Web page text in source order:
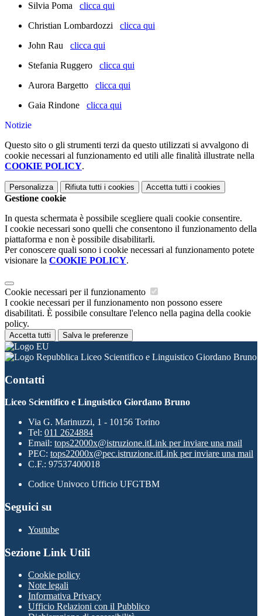
Silvia Poma clicca qui
Christian Lombardozzi clicca qui
John Rau clicca qui
Stefania Ruggero clicca qui
Aurora Bargetto clicca qui
Gaia Rindone clicca qui
Notizie
Questo sito o gli strumenti terzi da questo utilizzati si avvalgono di
cookie necessari al funzionamento ed utili alle finalità illustrate nella
COOKIE POLICY.
Personalizza Rifiuta tutti i cookies Accetta tutti i cookies
Gestione cookie
In questa schermata è possibile scegliere quali cookie consentire.
I cookie necessari sono quelli che consentono il funzionamento della
piattaforma e non è possibile disabilitarli.
Per conoscere quali sono i cookie necessari al funzionamento potete
visionare la COOKIE POLICY.
Cookie necessari per il funzionamento
I cookie necessari per il funzionamento non possono essere
disabilitati. È possibile consultare l'elenco nella pagina della cookie
policy.
Accetta tutti Salva le preferenze
Liceo Scientifico e Linguistico Giordano Bruno
Contatti
Liceo Scientifico e Linguistico Giordano Bruno
Via G. Marinuzzi, 1 - 10156 Torino
Tel: 011 2624884
Email: tops22000x@istruzione.itLink per inviare una mail
PEC: tops22000x@pec.istruzione.itLink per inviare una mail
C.F.: 97537400018
Codice Univoco Ufficio UFGTBM
Seguici su
Youtube
Sezione Link Utili
Cookie policy
Note legali
Informativa Privacy
Ufficio Relazioni con il Pubblico